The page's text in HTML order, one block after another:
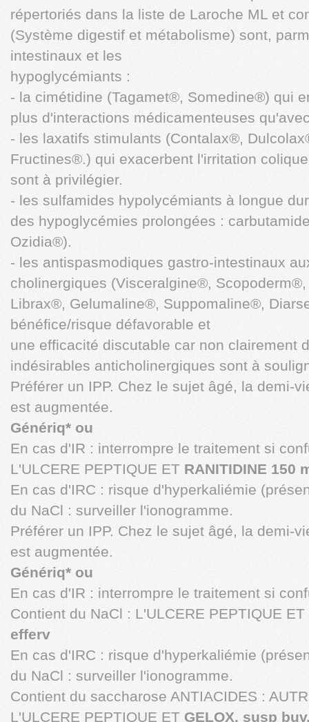
répertoriés dans la liste de Laroche ML et
(Système digestif et métabolisme) sont,
intestinaux et les
hypoglycémiants :
- la cimétidine (Tagamet®, Somedine®) qui
plus d'interactions médicamenteuses
- les laxatifs stimulants (Contalax®,
Fructines®.) qui exacerbent l'irritation
sont à privilégier.
- les sulfamides hypolycémiants à longue
des hypoglycémies prolongées :
Ozidia®).
- les antispasmodiques gastro-intestinaux
cholinergiques (Visceralgine®,
Librax®, Gelumaline®, Suppomaline®,
bénéfice/risque défavorable et
une efficacité discutable car non clairement
indésirables anticholinergiques sont à
Préférer un IPP. Chez le sujet âgé, la demi-
est augmentée.
Génériq* ou
En cas d'IR : interrompre le traitement si
L'ULCERE PEPTIQUE ET RANITIDINE 150
En cas d'IRC : risque d'hyperkaliémie
du NaCl : surveiller l'ionogramme.
Préférer un IPP. Chez le sujet âgé, la demi-
est augmentée.
Génériq* ou
En cas d'IR : interrompre le traitement si
Contient du NaCl : L'ULCERE PEPTIQUE ET
efferv
En cas d'IRC : risque d'hyperkaliémie
du NaCl : surveiller l'ionogramme.
Contient du saccharose ANTIACIDES :
L'ULCERE PEPTIQUE ET GELOX, susp